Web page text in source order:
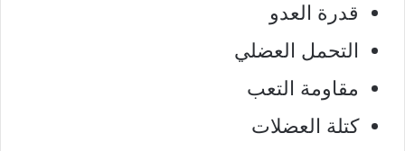
قدرة العدو
التحمل العضلي
مقاومة التعب
كتلة العضلات